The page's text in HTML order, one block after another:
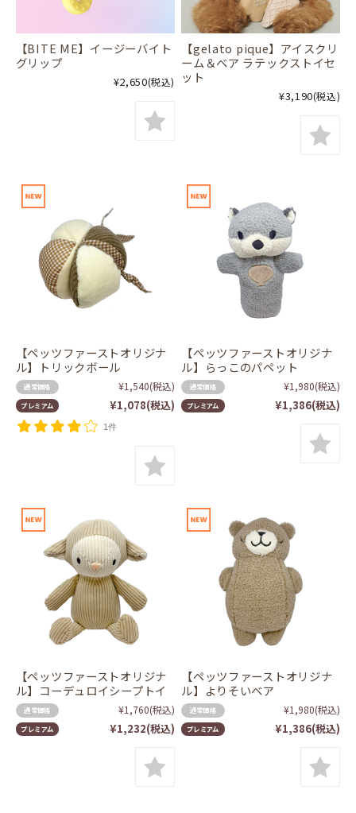
【BITE ME】イージーバイト
グリップ
¥2,650(税込)
【gelato pique】アイスクリ
ーム＆ベア ラテックストイセ
ット
¥3,190(税込)
【ペッツファーストオリジナ
ル】トリックボール
通常価格 ¥1,540(税込)
プレミアム ¥1,078(税込)
1件
【ペッツファーストオリジナ
ル】らっこのパペット
通常価格 ¥1,980(税込)
プレミアム ¥1,386(税込)
【ペッツファーストオリジナ
ル】コーデュロイシープトイ
通常価格 ¥1,760(税込)
プレミアム ¥1,232(税込)
【ペッツファーストオリジナ
ル】よりそいベア
通常価格 ¥1,980(税込)
プレミアム ¥1,386(税込)